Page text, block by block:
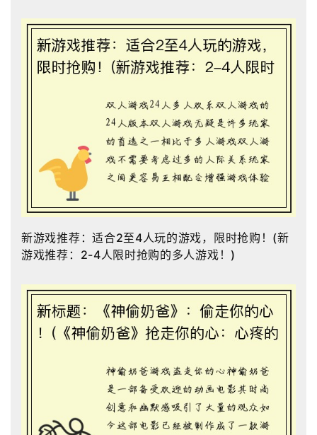
新游戏推荐：适合2至4人玩的游戏，限时抢购！(新
游戏推荐：2-4人限时抢购的多人游戏！)